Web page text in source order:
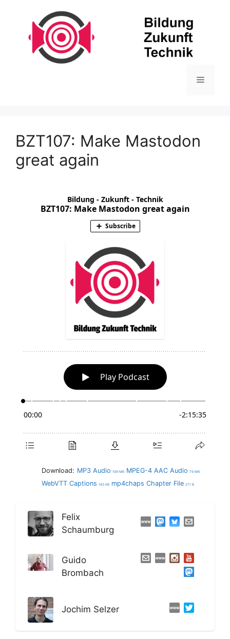
Menü
BZT107: Make Mastodon
great again
Download: MP3 Audio 109 MB MPEG-4 AAC Audio 79 MB
WebVTT Captions 193 KB mp4chaps Chapter File 271 B
Felix
Schaumburg
Guido
Brombach
Jochim Selzer